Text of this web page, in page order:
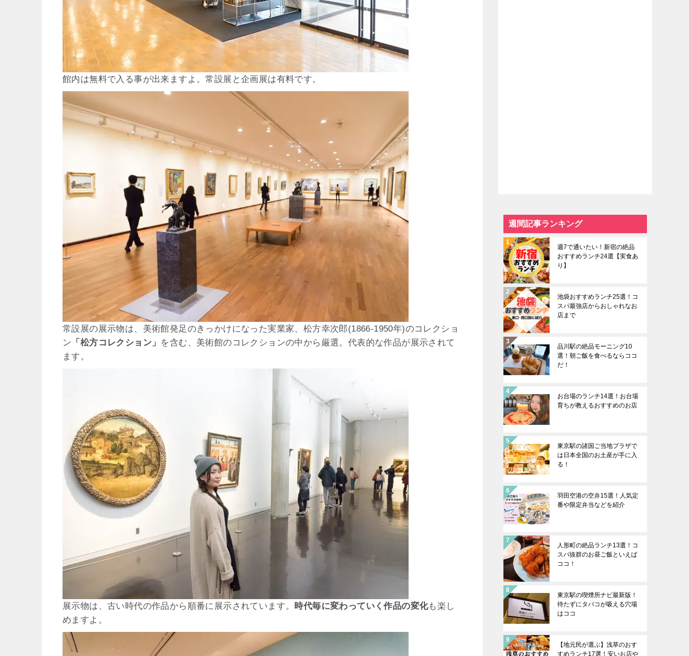
館内は無料で入る事が出来ますよ。常設展と企画展は有料です。
常設展の展示物は、美術館発足のきっかけになった実業家、松方幸次郎(1866-1950年)のコレクショ
ン 「松方コレクション」 を含む、美術館のコレクションの中から厳選。代表的な作品が展示されて
ます。
展示物は、古い時代の作品から順番に展示されています。 時代毎に変わっていく作品の変化も楽し
めますよ。
週間記事ランキング
週7で通いたい！新宿の絶品
おすすめランチ24選【実食あ
り】
池袋おすすめランチ25選！コ
スパ最強店からおしゃれなお
店まで
品川駅の絶品モーニング10
選！朝ご飯を食べるならココ
だ！
お台場のランチ14選！お台場
育ちが教えるおすすめのお店
東京駅の諸国ご当地プラザで
は日本全国のお土産が手に入
る！
羽田空港の空弁15選！人気定
番や限定弁当などを紹介
人形町の絶品ランチ13選！コ
スパ抜群のお昼ご飯といえば
ココ！
東京駅の喫煙所ナビ最新版！
待たずにタバコが吸える穴場
はココ
【地元民が選ぶ】浅草のおす
すめランチ17選！安いお店や